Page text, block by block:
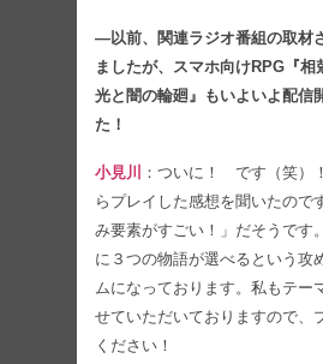
―以前、関連ラジオ番組の取材
ましたが、スマホ向けRPG『相
光と闇の輪廻』もいよいよ配信
た！
小見川
：ついに！ です（笑
らプレイした感想を聞いたので
み要素がすごい！」だそうです
に３つの物語が選べるという攻
ムになっております。私もテー
せていただいておりますので、
ください！